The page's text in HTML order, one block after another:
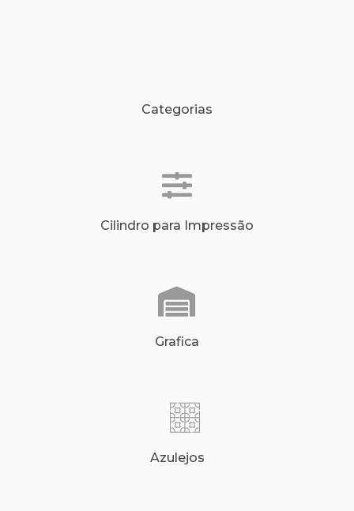
Categorias
Cilindro para Impressão
Grafica
Azulejos